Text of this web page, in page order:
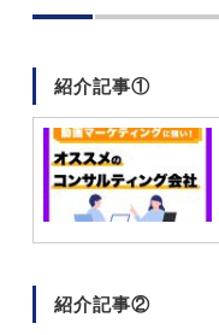
紹介記事①
紹介記事②